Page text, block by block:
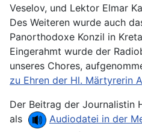
Veselov, und Lektor Elmar
Des Weiteren wurde auch
Panorthodoxe Konzil in
Eingerahmt wurde der
unseres Chores,
zu Ehren der Hl. Märtyrerin
Der Beitrag der Journalistin
als
Audiodatei in der